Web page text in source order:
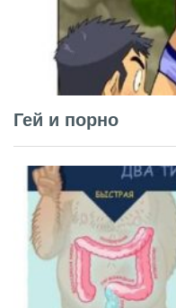
Гей и порно